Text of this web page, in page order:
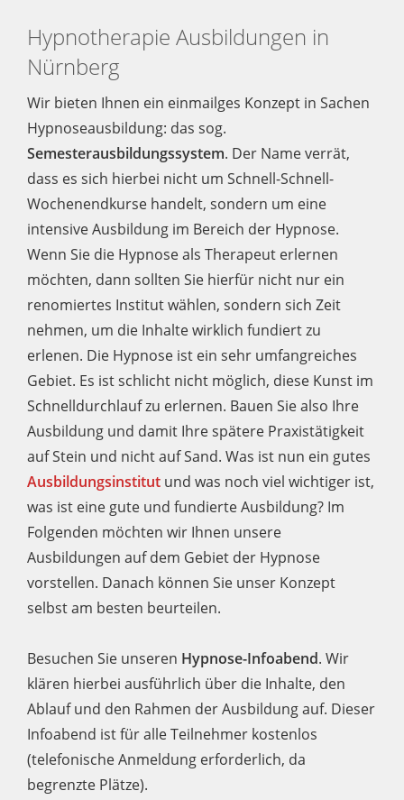
Hypnotherapie Ausbildungen in
Nürnberg
Wir bieten Ihnen ein einmailges Konzept in Sachen
Hypnoseausbildung: das sog.
Semesterausbildungssystem. Der Name verrät,
dass es sich hierbei nicht um Schnell-Schnell-
Wochenendkurse handelt, sondern um eine
intensive Ausbildung im Bereich der Hypnose.
Wenn Sie die Hypnose als Therapeut erlernen
möchten, dann sollten Sie hierfür nicht nur ein
renomiertes Institut wählen, sondern sich Zeit
nehmen, um die Inhalte wirklich fundiert zu
erlenen. Die Hypnose ist ein sehr umfangreiches
Gebiet. Es ist schlicht nicht möglich, diese Kunst im
Schnelldurchlauf zu erlernen. Bauen Sie also Ihre
Ausbildung und damit Ihre spätere Praxistätigkeit
auf Stein und nicht auf Sand. Was ist nun ein gutes
Ausbildungsinstitut und was noch viel wichtiger ist,
was ist eine gute und fundierte Ausbildung? Im
Folgenden möchten wir Ihnen unsere
Ausbildungen auf dem Gebiet der Hypnose
vorstellen. Danach können Sie unser Konzept
selbst am besten beurteilen.
Besuchen Sie unseren Hypnose-Infoabend. Wir
klären hierbei ausführlich über die Inhalte, den
Ablauf und den Rahmen der Ausbildung auf. Dieser
Infoabend ist für alle Teilnehmer kostenlos
(telefonische Anmeldung erforderlich, da
begrenzte Plätze).